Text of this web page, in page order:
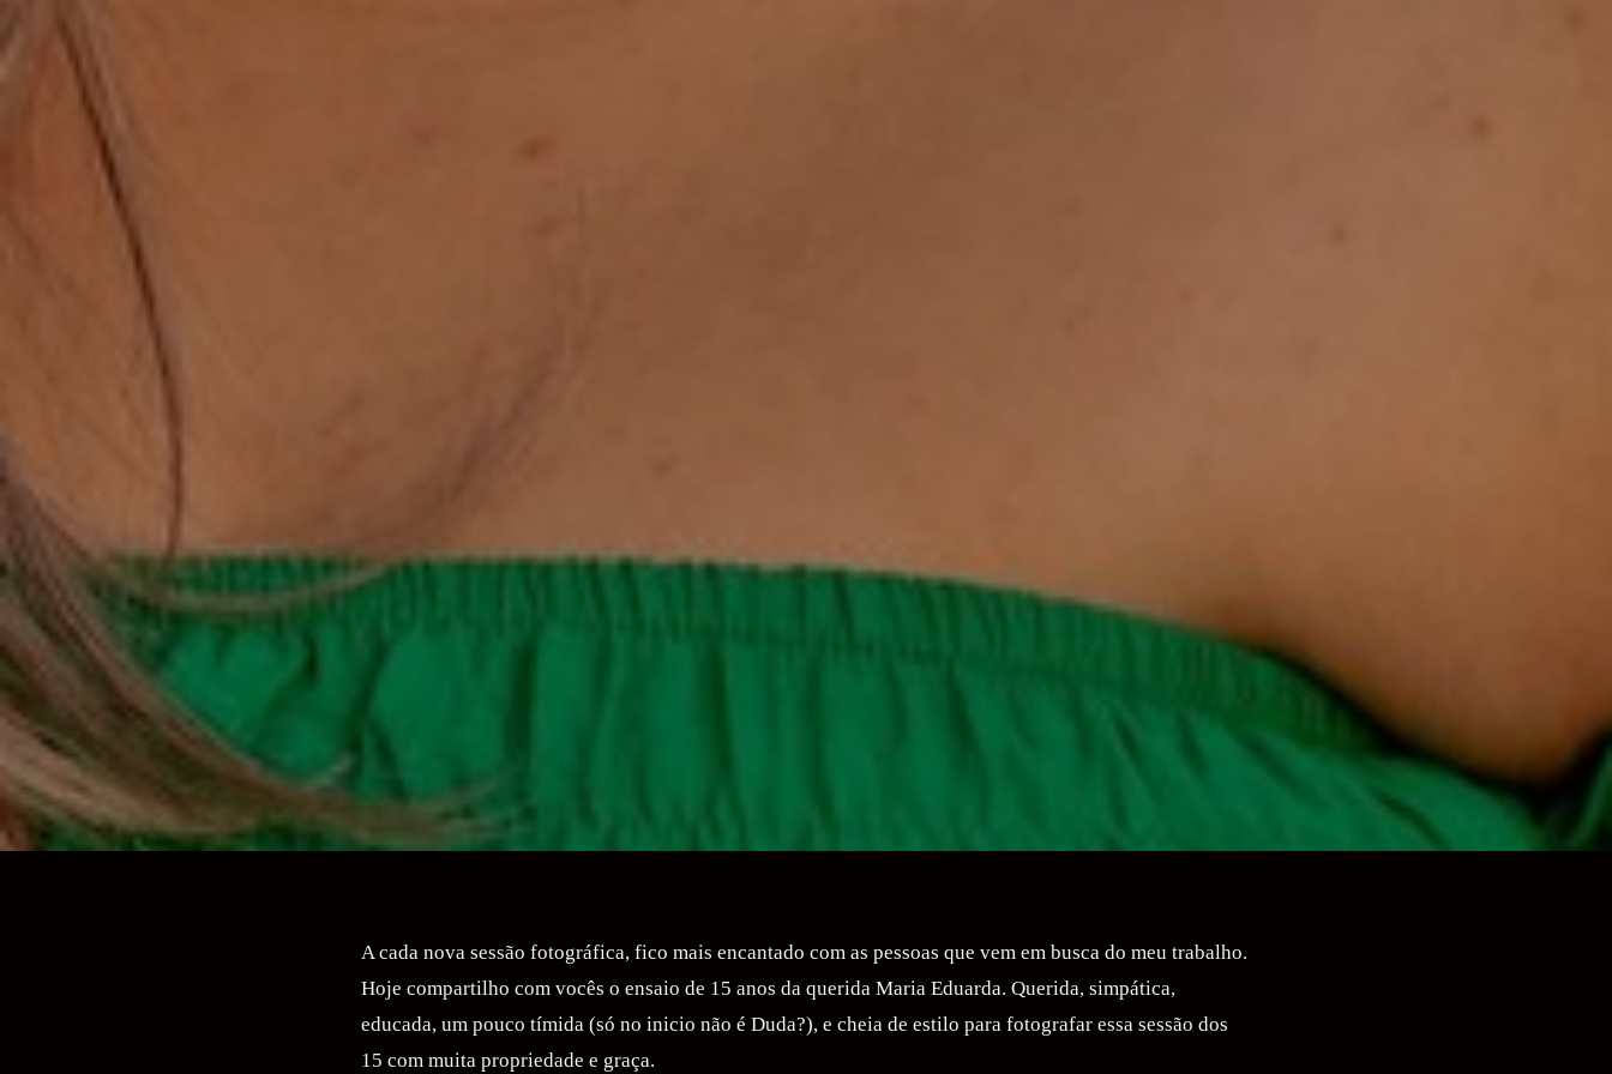
A cada nova sessão fotográfica, fico mais encantado com as pessoas que vem em busca do meu trabalho.
Hoje compartilho com vocês o ensaio de 15 anos da querida Maria Eduarda. Querida, simpática,
educada, um pouco tímida (só no inicio não é Duda?), e cheia de estilo para fotografar essa sessão dos
15 com muita propriedade e graça.